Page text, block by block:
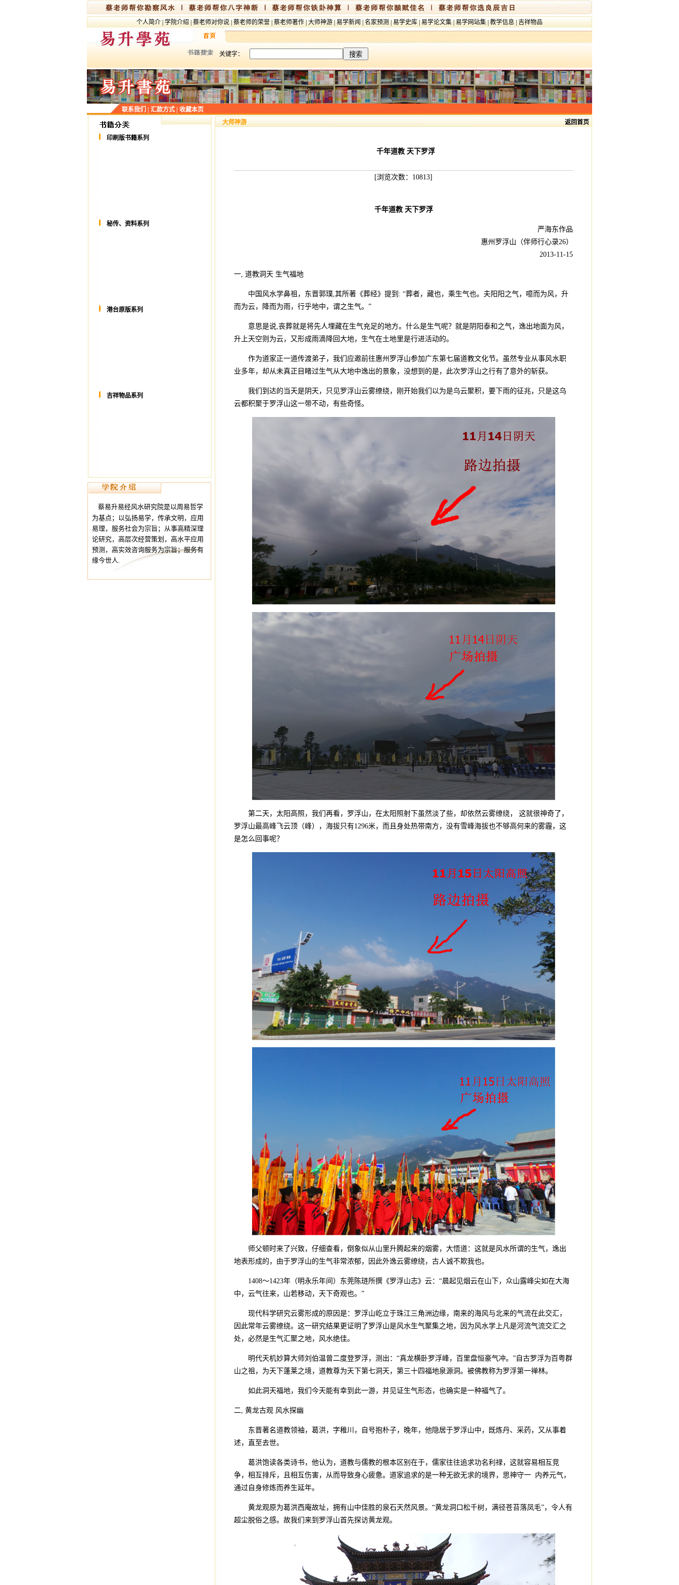
个人简介 学院介绍 蔡老师对你说 蔡老师的荣誉 蔡老师著作 大师神游 易学新闻 名家预测 易学史库 易学论文集 易学网站集 教学信息 吉祥物品
关键字：
联系我们 汇款方式 收藏本页
印刷版书籍系列
秘传、资料系列
港台原版系列
吉祥物品系列
蔡易升易经风水研究院是以周易哲学
为基点；以弘扬易学，传承文明，应用
易理，服务社会为宗旨；从事高精深理
论研究，高层次经营策划，高水平应用
预测，高实效咨询服务为宗旨；服务有
缘今世人.
大师神游 返回首页
千年道教 天下罗浮
[浏览次数：10813]
千年道教 天下罗浮
严海东作品
惠州罗浮山（伴师行心录26）
2013-11-15
一, 道教洞天 生气福地
中国风水学鼻祖，东晋郭璞,其所著《葬经》提到: “葬者，藏也，乘生气也。夫阳阳之气，噫而为风，升
而为云，降而为雨，行乎地中，谓之生气。”
意思是说,丧葬就是将先人埋藏在生气充足的地方。什么是生气呢？就是阴阳泰和之气，逸出地面为风，
升上天空则为云，又形成雨滴降回大地，生气在土地里是行进活动的。
作为道家正一道传渡弟子，我们应邀前往惠州罗浮山参加广东第七届道教文化节。虽然专业从事风水职
业多年，却从未真正目睹过生气从大地中逸出的景象，没想到的是，此次罗浮山之行有了意外的斩获。
我们到达的当天是阴天，只见罗浮山云雾缭绕，刚开始我们以为是乌云聚积，要下雨的征兆，只是这乌
云都积聚于罗浮山这一带不动，有些奇怪。
第二天，太阳高照，我们再看，罗浮山，在太阳照射下虽然淡了些，却依然云雾缭绕， 这就很神奇了，
罗浮山最高峰飞云顶（峰），海拔只有1296米，而且身处热带南方，没有雪峰海拔也不够高何来的雾霾，这
是怎么回事呢？
师父顿时来了兴致，仔细查看，倒象似从山里升腾起来的烟雾，大悟道：这就是风水所谓的生气，逸出
地表形成的，由于罗浮山的生气非常浓郁，因此外逸云雾缭绕，古人诚不欺我也。
1408～1423年（明永乐年间）东莞陈琏所撰《罗浮山志》云：“晨起见烟云在山下，众山露峰尖如在大海
中，云气往来，山若移动，天下奇观也。”
现代科学研究云雾形成的原因是：罗浮山屹立于珠江三角洲边缘，南来的海风与北来的气流在此交汇，
因此常年云雾缭绕。这一研究结果更证明了罗浮山是风水生气聚集之地，因为风水学上凡是河流气流交汇之
处，必然是生气汇聚之地，风水绝佳。
明代天机妙算大师刘伯温曾二度登罗浮，测出：“真龙横卧罗浮峰，百里盘恒豪气冲。”自古罗浮为百粤群
山之祖，为天下蓬莱之境，道教尊为天下第七洞天，第三十四福地泉源洞。被佛教称为罗浮第一禅林。
如此洞天福地，我们今天能有幸到此一游，并见证生气形态，也确实是一种福气了。
二, 黄龙古观 风水探幽
东晋著名道教领袖，葛洪，字稚川，自号抱朴子，晚年，他隐居于罗浮山中，既炼丹、采药，又从事着
述，直至去世。
葛洪饱读各类诗书，他认为，道教与儒教的根本区别在于，儒家往往追求功名利禄，这就容易相互竞
争，相互排斥，且相互伤害，从而导致身心疲惫。道家追求的是一种无欲无求的境界，思神守一 内养元气，
通过自身修炼而养生延年。
黄龙观原为葛洪西庵故址，拥有山中佳胜的泉石天然风景。“黄龙洞口松千树，满径苍苔落凤毛”，令人有
超尘脱俗之感。故我们来到罗浮山首先探访黄龙观。